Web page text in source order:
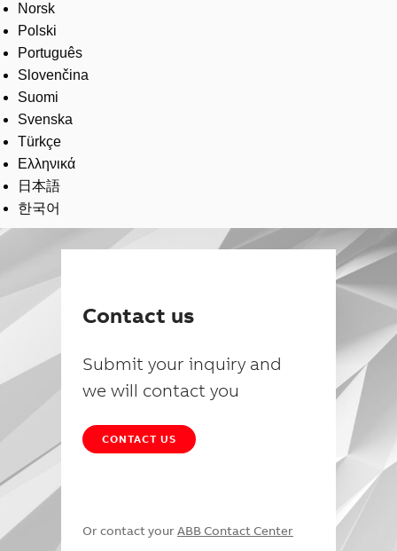
Norsk
Polski
Português
Slovenčina
Suomi
Svenska
Türkçe
Ελληνικά
日本語
한국어
Contact us
Submit your inquiry and
we will contact you
CONTACT US
Or contact your ABB Contact Center